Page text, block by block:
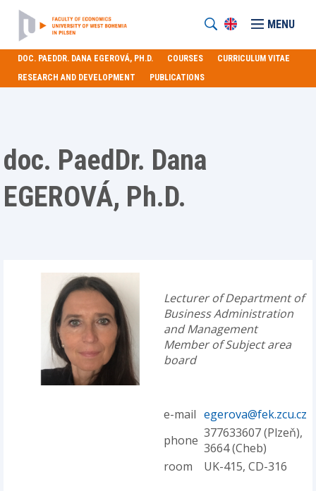
MENU
DOC. PAEDDR. DANA EGEROVÁ, PH.D. COURSES
CURRICULUM VITAE
RESEARCH AND DEVELOPMENT
PUBLICATIONS
doc. PaedDr. Dana
EGEROVÁ, Ph.D.
Lecturer of Department of
Business Administration
and Management
Member of Subject area
board
e-mail egerova@fek.zcu.cz
phone 377633607 (Plzeň),
3664 (Cheb)
room
UK-415, CD-316